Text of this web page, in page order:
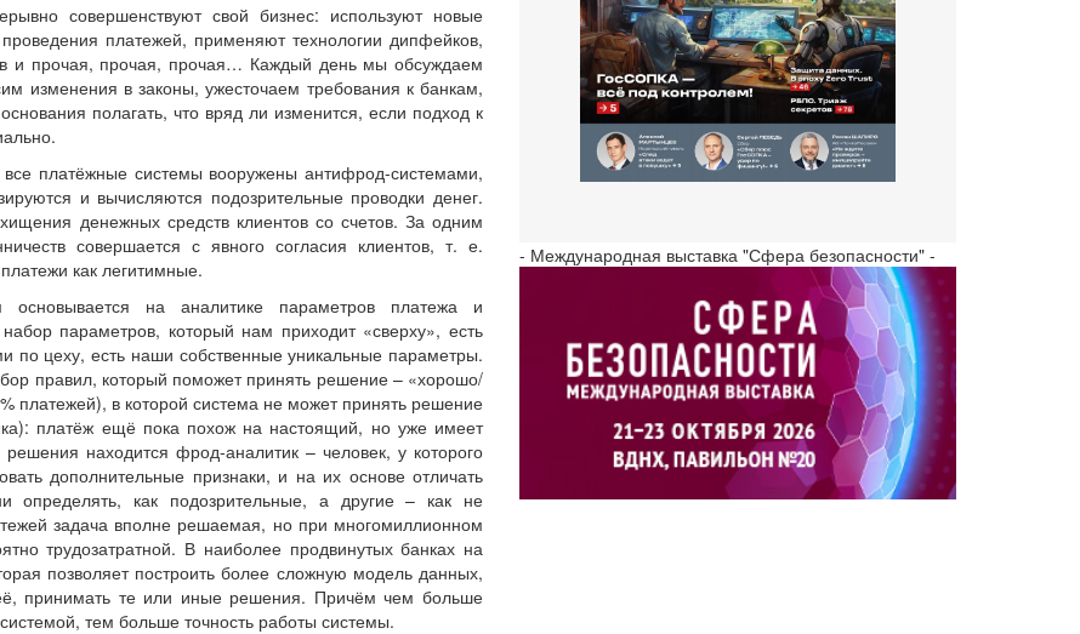
совершенствуют свой бизнес: используют новые
платежей, применяют технологии дипфейков,
и прочая, прочая, прочая… Каждый день мы обсуждаем
изменения в законы, ужесточаем требования к банкам,
полагать, что вряд ли изменится, если подход к
платёжные системы вооружены антифрод-системами,
и вычисляются подозрительные проводки денег.
денежных средств клиентов со счетов. За одним
совершается с явного согласия клиентов, т. е.
как легитимные.
основывается на аналитике параметров платежа и
параметров, который нам приходит «сверху», есть
цеху, есть наши собственные уникальные параметры.
правил, который поможет принять решение – «хорошо/
платежей), в которой система не может принять решение
платёж ещё пока похож на настоящий, но уже имеет
находится фрод-аналитик – человек, у которого
дополнительные признаки, и на их основе отличать
как подозрительные, а другие – как не
задача вполне решаемая, но при многомиллионном
трудозатратной. В наиболее продвинутых банках на
позволяет построить более сложную модель данных,
принимать те или иные решения. Причём чем больше
тем больше точность работы системы.
- Международная выставка "Сфера безопасности" -